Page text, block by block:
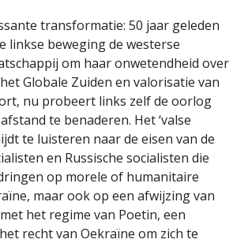
transformatie: 50 jaar geleden
linkse beweging de westerse
om haar onwetendheid over
Globale Zuiden en valorisatie van
nu probeert links zelf de oorlog
te benaderen. Het ‘valse
te luisteren naar de eisen van de
en Russische socialisten die
op morele of humanitaire
maar ook op een afwijzing van
het regime van Poetin, een
recht van Oekraïne om zich te